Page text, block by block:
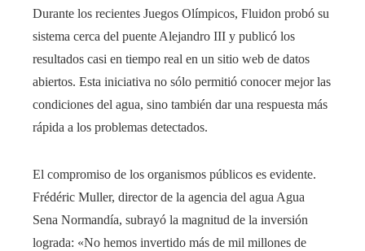
Durante los recientes Juegos Olímpicos, Fluidon probó su
sistema cerca del puente Alejandro III y publicó los
resultados casi en tiempo real en un sitio web de datos
abiertos. Esta iniciativa no sólo permitió conocer mejor las
condiciones del agua, sino también dar una respuesta más
rápida a los problemas detectados.
El compromiso de los organismos públicos es evidente.
Frédéric Muller, director de la agencia del agua Agua
Sena Normandía, subrayó la magnitud de la inversión
lograda: «No hemos invertido más de mil millones de